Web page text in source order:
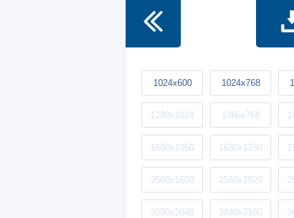
1024x600 1024x768
1280x1024 1366x768
1680x1050 1680x1330
2560x1600 2560x1920
3280x2048 3840x2160